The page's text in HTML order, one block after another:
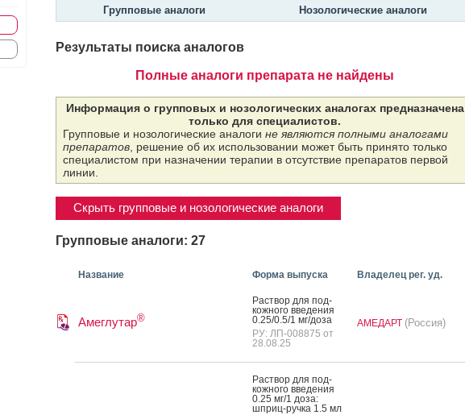
Групповые аналоги Нозологические аналоги
Результаты поиска аналогов
Полные аналоги препарата не найдены
Информация о групповых и нозологических аналогах предназначена
только для специалистов.
Групповые и нозологические аналоги не являются полными аналогами
препаратов, решение об их использовании может быть принято только
специалистом при назначении терапии в отсутствие препаратов первой
линии.
Скрыть групповые и нозологические аналоги
Групповые аналоги: 27
Название Форма выпуска Владелец рег. уд.
Амеглутар®
Рас­твор для под­
кожно­го вве­дения
0.25/0.5/1 мг/до­за
РУ: ЛП-008875 от
28.08.25
АМЕДАРТ (Россия)
Рас­твор для под­
кожно­го вве­дения
0.25 мг/1 до­за:
шприц-руч­ка 1.5 мл